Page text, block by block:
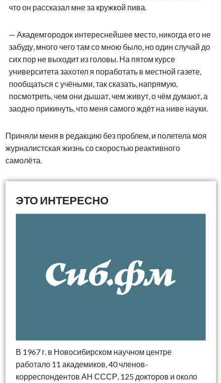
что он рассказал мне за кружкой пива.
— Академгородок интереснейшее место, никогда его не
забуду, много чего там со мною было, но один случай до
сих пор не выходит из головы. На пятом курсе
университета захотел я поработать в местной газете,
пообщаться с учёными, так сказать, напрямую,
посмотреть, чем они дышат, чем живут, о чём думают, а
заодно прикинуть, что меня самого ждёт на ниве науки.
Приняли меня в редакцию без проблем, и полетела моя
журналистская жизнь со скоростью реактивного
самолёта.
В 1967 г. в Новосибирском научном центре
работало 11 академиков, 40 членов-
корреспондентов АН СССР, 125 докторов и около